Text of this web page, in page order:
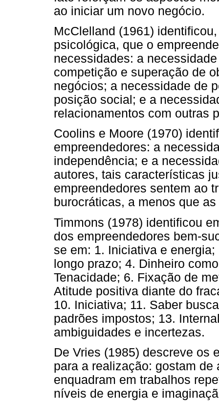
ao iniciar um novo negócio.
McClelland (1961)
psicológica, que o
necessidades: a
competição e superação de
negócios; a necessidade de
posição social; e a
relacionamentos com outras
Coolins e Moore (1970)
empreendedores: a
independência; e a
autores, tais características
empreendedores sentem ao
burocráticas, a menos que
Timmons (1978) identificou
dos empreendedores bem-
se em: 1. Iniciativa e
longo prazo; 4. Dinheiro
Tenacidade; 6. Fixação de
Atitude positiva diante do
10. Iniciativa; 11. Saber
padrões impostos; 13.
ambiguidades e incertezas.
De Vries (1985) descreve os
para a realização: gostam
enquadram em trabalhos
níveis de energia e